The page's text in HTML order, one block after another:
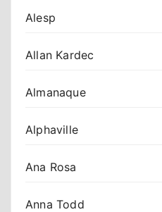
Alesp
Allan Kardec
Almanaque
Alphaville
Ana Rosa
Anna Todd